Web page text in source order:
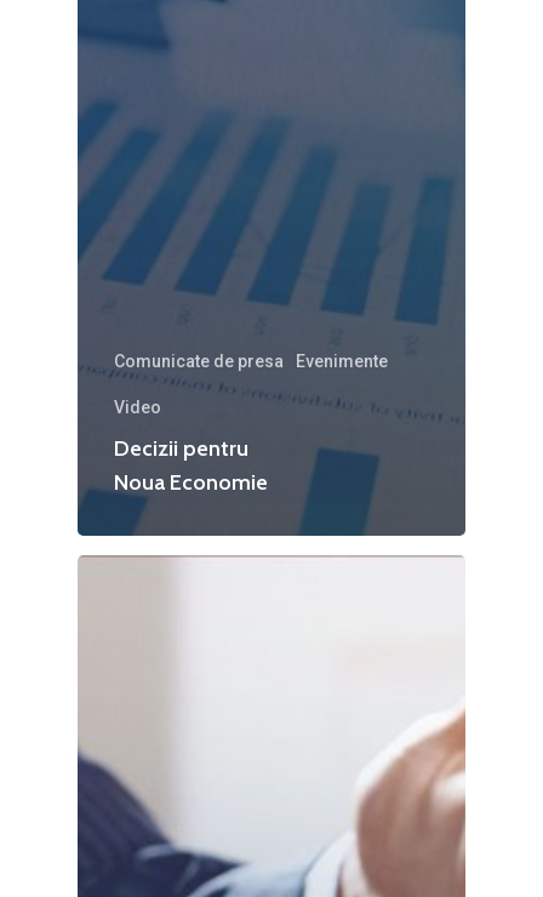
Comunicate de presa Evenimente
Video
Decizii pentru
Noua Economie
Evenimente
Foto
Modelul economic
România – orizont
Video